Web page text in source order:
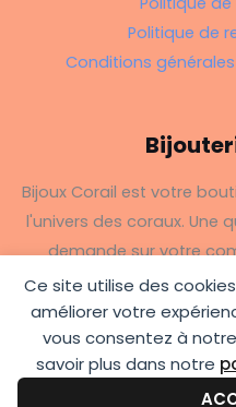
Ce site utilise des
améliorer votre
vous consentez à
savoir plus dans notre
Politique de
Conditions
Bijoux Corail est votre
l'univers des coraux. Une
demande sur votre
Copyright ©